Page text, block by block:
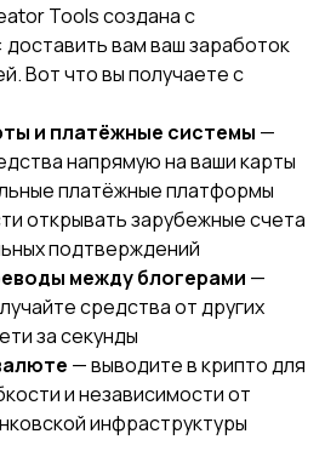
Tools создана с
вам ваш заработок
Вот что вы получаете с
и платёжные системы —
напрямую на ваши карты
платёжные платформы
открывать зарубежные счета
подтверждений
между блогерами —
средства от других
за секунды
— выводите в крипто для
и независимости от
инфраструктуры